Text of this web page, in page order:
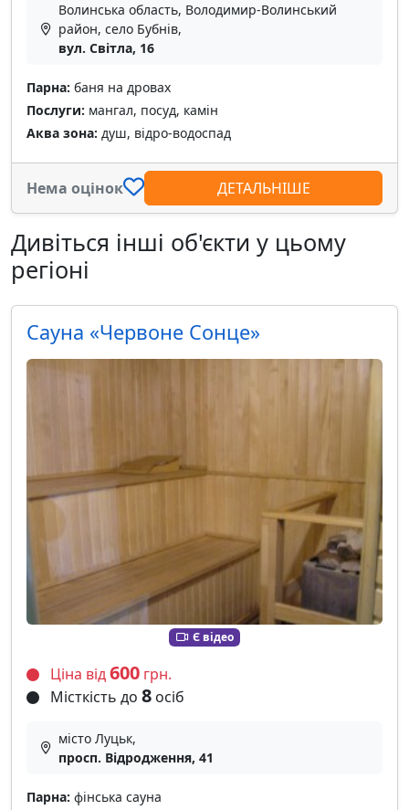
Волинська область, Володимир-Волинський
район, село Бубнів,
вул. Світла, 16
Парна: баня на дровах
Послуги: мангал, посуд, камін
Аква зона: душ, відро-водоспад
Нема оцінок ДЕТАЛЬНІШЕ
Дивіться інші об'єкти у цьому
регіоні
Є відео
Сауна «Червоне Сонце»
Ціна від600 грн.
Місткість до 8 осіб
місто Луцьк,
просп. Відродження, 41
Парна: фінська сауна